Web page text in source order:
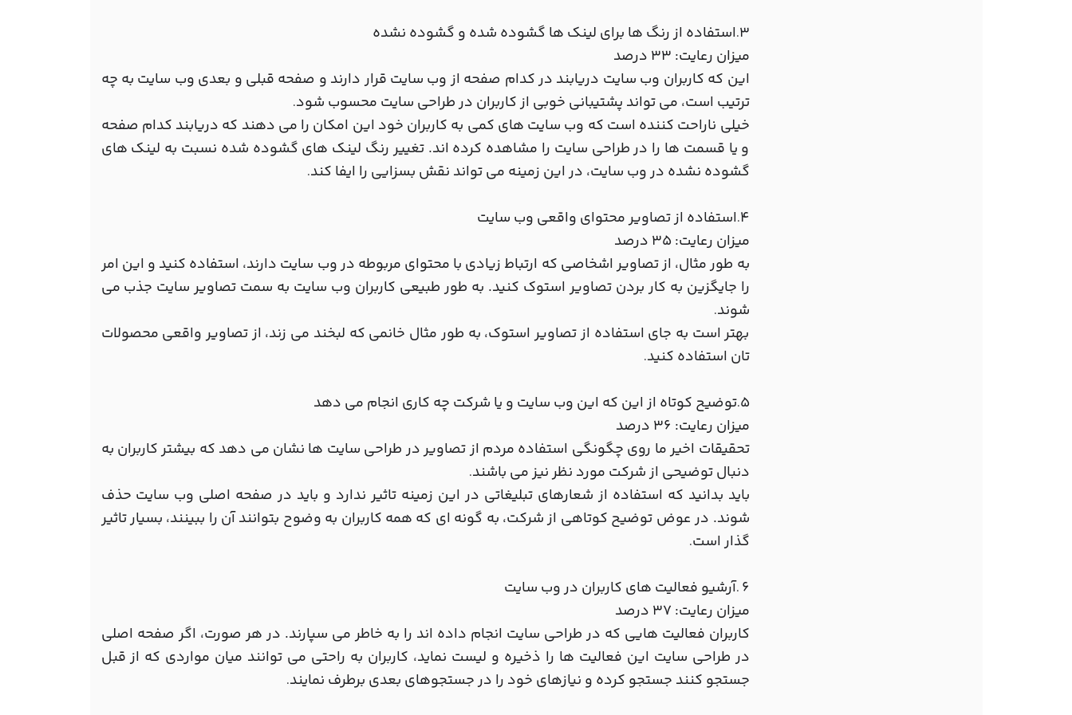
3
.استفاده از رنگ ها برای لینک ها گشوده شده و گشوده نشده
میزان رعایت: 33 درصد
این که کاربران وب سایت دریابند در کدام صفحه از وب سایت قرار دارند و صفحه قبلی و بعدی وب سایت به چه
ترتیب است، می تواند پشتیبانی خوبی از کاربران در طراحی سایت محسوب شود.
خیلی ناراحت کننده است که وب سایت های کمی به کاربران خود این امکان را می دهند که دریابند کدام صفحه
و یا قسمت ها را در طراحی سایت را مشاهده کرده اند. تغییر رنگ لینک های گشوده شده نسبت به لینک های
گشوده نشده در وب سایت، در این زمینه می تواند نقش بسزایی را ایفا کند.
4
.استفاده از تصاویر محتوای واقعی وب سایت
میزان رعایت: 35 درصد
به طور مثال، از تصاویر اشخاصی که ارتباط زیادی با محتوای مربوطه در وب سایت دارند، استفاده کنید و این امر
را جایگزین به کار بردن تصاویر استوک کنید. به طور طبیعی کاربران وب سایت به سمت تصاویر سایت جذب می
شوند.
بهتر است به جای استفاده از تصاویر استوک، به طور مثال خانمی که لبخند می زند، از تصاویر واقعی محصولات
تان استفاده کنید.
5
.توضیح کوتاه از این که این وب سایت و یا شرکت چه کاری انجام می دهد
میزان رعایت: 36 درصد
تحقیقات اخیر ما روی چگونگی استفاده مردم از تصاویر در طراحی سایت ها نشان می دهد که بیشتر کاربران به
دنبال توضیحی از شرکت مورد نظر نیز می باشند.
باید بدانید که استفاده از شعارهای تبلیغاتی در این زمینه تاثیر ندارد و باید در صفحه اصلی وب سایت حذف
شوند. در عوض توضیح کوتاهی از شرکت، به گونه ای که همه کاربران به وضوح بتوانند آن را ببینند، بسیار تاثیر
گذار است.
6
.آرشیو فعالیت های کاربران در وب سایت
میزان رعایت: 37 درصد
کاربران فعالیت هایی که در طراحی سایت انجام داده اند را به خاطر می سپارند. در هر صورت، اگر صفحه اصلی
در طراحی سایت این فعالیت ها را ذخیره و لیست نماید، کاربران به راحتی می توانند میان مواردی که از قبل
جستجو کنند جستجو کرده و نیازهای خود را در جستجوهای بعدی برطرف نمایند.